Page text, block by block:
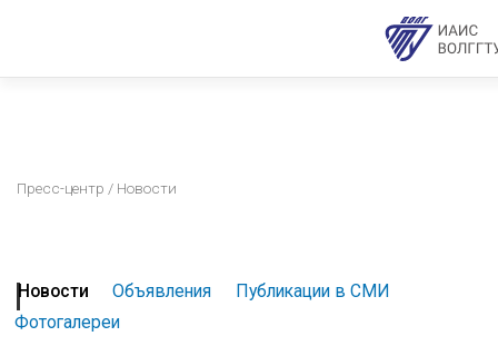
Пресс-центр / Новости
Новости Объявления
Публикации в СМИ
Фотогалереи